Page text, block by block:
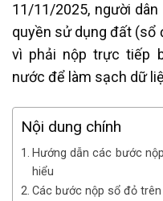
11/11/2025, người
quyền sử dụng đất (sổ
vì phải nộp trực tiếp
nước để làm sạch dữ
Nội dung chính
Hướng dẫn các bước
hiểu
Các bước nộp sổ đỏ trên